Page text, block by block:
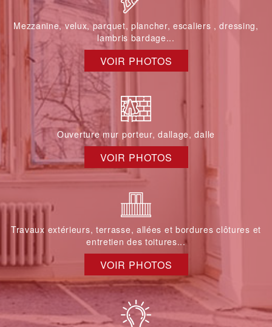
Mezzanine, velux, parquet, plancher, escaliers , dressing,
lambris bardage...
VOIR PHOTOS
Ouverture mur porteur, dallage, dalle
VOIR PHOTOS
Travaux extérieurs, terrasse, allées et bordures clôtures et
entretien des toitures...
VOIR PHOTOS